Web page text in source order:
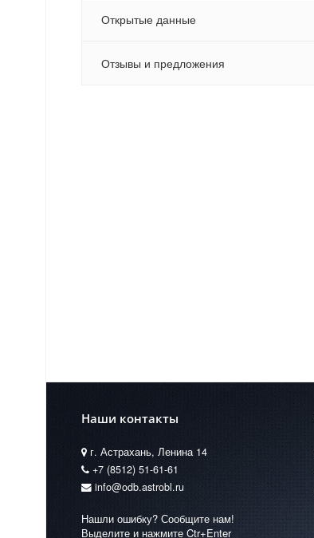
Открытые данные
Отзывы и предложения
Наши контакты
г. Астрахань, Ленина 14
+7 (8512) 51-61-61
info@odb.astrobl.ru
Нашли ошибку? Сообщите нам!
Выделите и нажмите Ctr+Enter